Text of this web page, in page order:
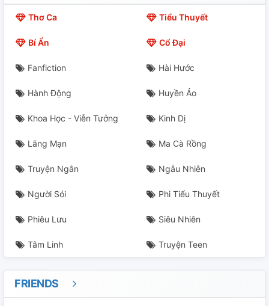
Thơ Ca Tiểu Thuyết
Bí Ẩn Cổ Đại
Fanfiction Hài Hước
Hành Động Huyền Ảo
Khoa Học - Viễn Tưởng Kinh Dị
Lãng Mạn Ma Cà Rồng
Truyện Ngắn Ngẫu Nhiên
Người Sói Phi Tiểu Thuyết
Phiêu Lưu Siêu Nhiên
Tâm Linh Truyện Teen
FRIENDS